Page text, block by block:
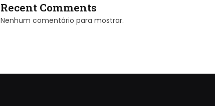
Recent Comments
Nenhum comentário para mostrar.